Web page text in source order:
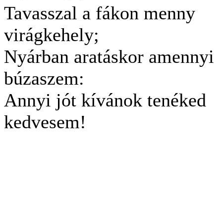
Tavasszal a fákon menny
virágkehely;
Nyárban aratáskor amennyi
búzaszem:
Annyi jót kívánok tenéked
kedvesem!